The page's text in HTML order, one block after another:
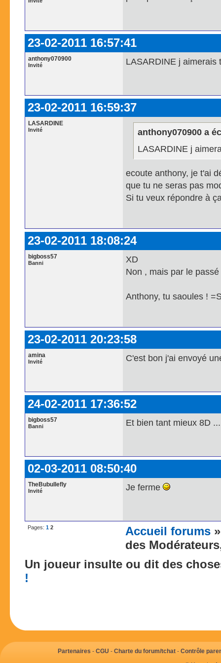
23-02-2011 16:57:41
anthony070900
Invité LASARDINE j aimerais
23-02-2011 16:59:37
LASARDINE
Invité
anthony070900 a
LASARDINE j
ecoute anthony, je t'ai
que tu ne seras pas
Si tu veux répondre à
23-02-2011 18:08:24
bigboss57
Banni
XD
Non , mais par le
Anthony, tu saoules !
23-02-2011 20:23:58
amina
Invité C'est bon j'ai envoyé
24-02-2011 17:36:52
bigboss57
Banni Et bien tant mieux 8D ...
02-03-2011 08:50:40
TheBubullefly
Invité Je ferme
Pages: 1 2 Accueil forums
des
Un joueur insulte ou dit des
!
Partenaires - CGU - Charte du forum/tchat- Contrôle